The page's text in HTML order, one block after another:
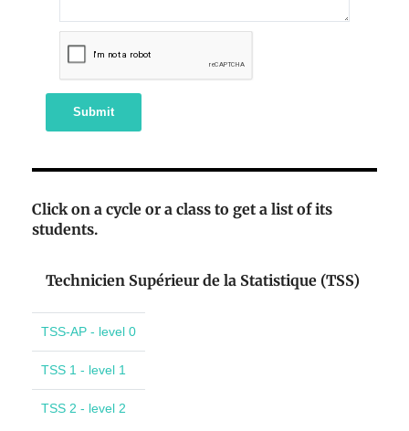
Submit
Click on a cycle or a class to get a list of its
students.
Technicien Supérieur de la Statistique (TSS)
TSS-AP - level 0
TSS 1 - level 1
TSS 2 - level 2